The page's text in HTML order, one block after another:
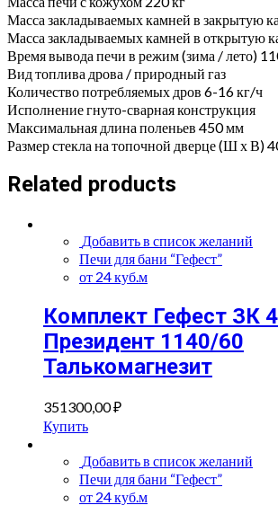
Масса закладываемых камней в закрытую
Масса закладываемых камней в открытую
Время вывода печи в режим (зима / лето)
Вид топлива дрова / природный газ
Количество потребляемых дров 6-16 кг/ч
Исполнение гнуто-сварная конструкция
Максимальная длина поленьев 450 мм
Размер стекла на топочной дверце (Ш х В)
Related products
Добавить в список желаний
Печи для бани “Гефест”
от 24 куб.м
Комплект Гефест ЗК
Президент 1140/60
Талькомагнезит
351300,00₽
Купить
Добавить в список желаний
Печи для бани “Гефест”
от 24 куб.м